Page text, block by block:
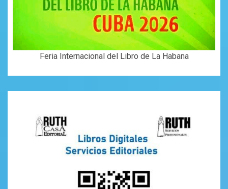
Feria Internacional del Libro de La Habana